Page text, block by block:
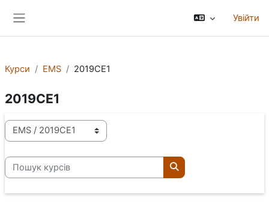
Увійти
Курси EMS 2019CE1
2019CE1
Категорії курсів
Пошук курсів
Пошук курсів